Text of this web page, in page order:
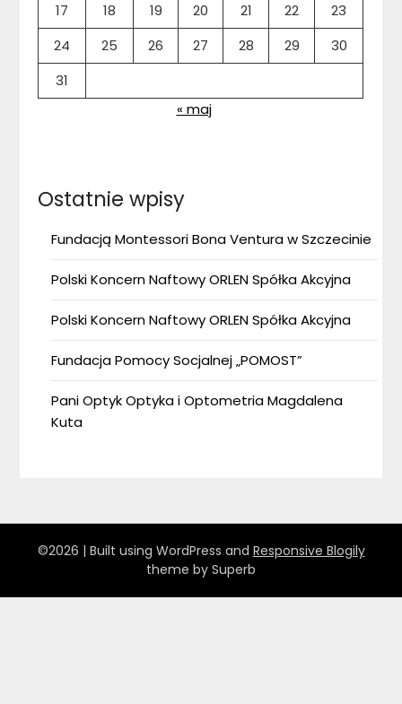
17
18 19 20 21 22
23
24
25 26 27 28 29
30
31
« maj
Ostatnie wpisy
Fundacją Montessori Bona Ventura w Szczecinie
Polski Koncern Naftowy ORLEN Spółka Akcyjna
Polski Koncern Naftowy ORLEN Spółka Akcyjna
Fundacja Pomocy Socjalnej „POMOST”
Pani Optyk Optyka i Optometria Magdalena
Kuta
©2026 | Built using WordPress and Responsive Blogily
theme by Superb